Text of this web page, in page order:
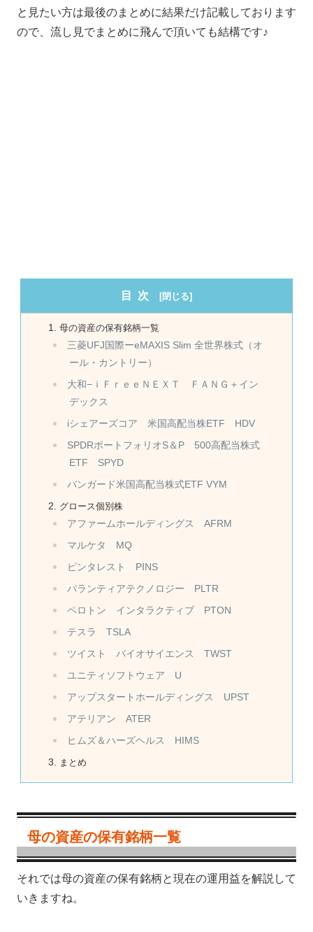
と見たい方は最後のまとめに結果だけ記載しております
ので、流し見でまとめに飛んで頂いても結構です♪
目次
母の資産の保有銘柄一覧
三菱UFJ国際ーeMAXIS Slim 全世界株式（オ
ール・カントリー）
大和−ｉＦｒｅｅＮＥＸＴ ＦＡＮＧ＋イン
デックス
iシェアーズコア 米国高配当株ETF HDV
SPDRポートフォリオS＆P 500高配当株式
ETF SPYD
バンガード米国高配当株式ETF VYM
グロース個別株
アファームホールディングス AFRM
マルケタ MQ
ピンタレスト PINS
パランティアテクノロジー PLTR
ペロトン インタラクティブ PTON
テスラ TSLA
ツイスト バイオサイエンス TWST
ユニティソフトウェア U
アップスタートホールディングス UPST
アテリアン ATER
ヒムズ＆ハーズヘルス HIMS
まとめ
母の資産の保有銘柄一覧
それでは母の資産の保有銘柄と現在の運用益を解説して
いきますね。